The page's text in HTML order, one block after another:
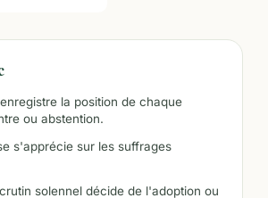
la position de chaque
ou abstention.
s'apprécie sur les suffrages
solennel décide de l'adoption ou